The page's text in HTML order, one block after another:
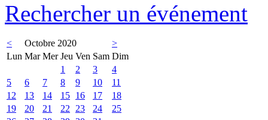
Rechercher un événement
< Octobre 2020
>
Lun Mar Mer Jeu Ven Sam Dim
1
2 3
4
5
6 7 8 9 10
11
12
13 14 15 16 17
18
19
20 21 22 23 24
25